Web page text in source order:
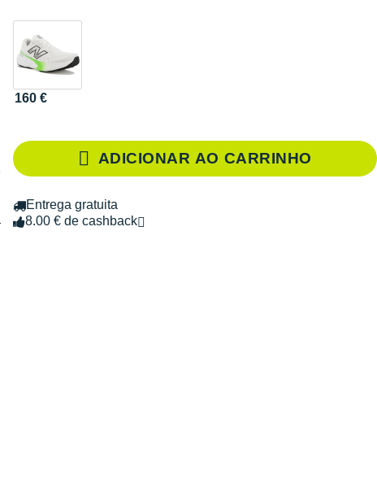
160 €
ADICIONAR AO CARRINHO
Entrega gratuita
8.00 € de cashback